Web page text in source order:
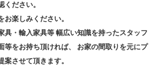
ください。
お楽しみください。
具・輸入家具等 幅広い知識を持ったスタッフ
をお持ち頂ければ、
お家の間取りを元にプ
案させて頂きます。